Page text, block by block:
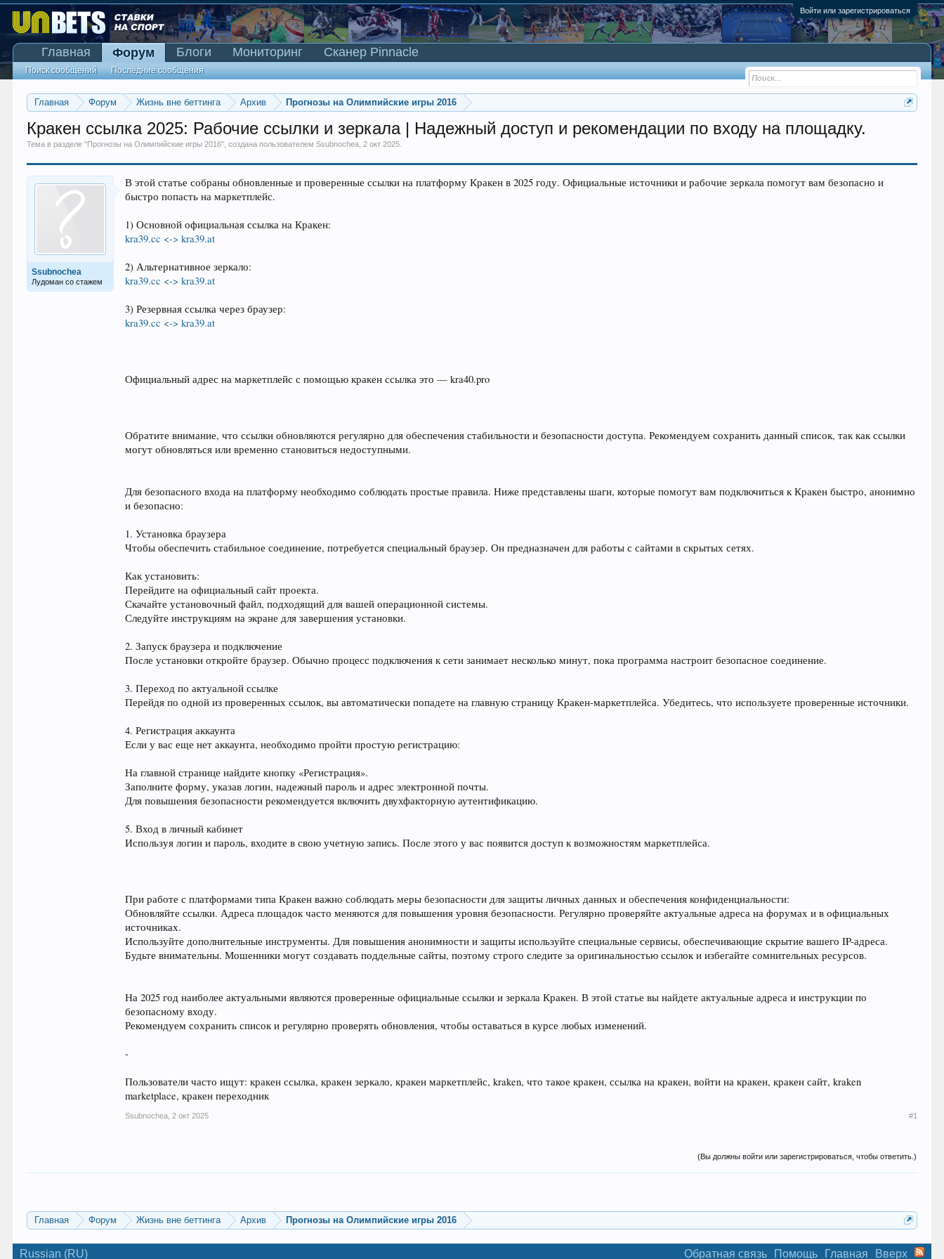
Войти или зарегистрироваться
Главная Форум Жизнь вне беттинга Архив Прогнозы на Олимпийские игры 2016
Кракен ссылка 2025: Рабочие ссылки и зеркала | Надежный доступ и рекомендации по входу на площадку.
Тема в разделе "Прогнозы на Олимпийские игры 2016", создана пользователемSsubnochea ,2 окт 2025
Ssubnochea
Лудоман со стажем
В этой статье собраны обновленные и проверенные ссылки на платформу Кракен в 2025 году. Официальные источники и рабочие зеркала помогут вам безопасно и
быстро попасть на маркетплейс.
1) Основной официальная ссылка на Кракен:
kra39.cc <-> kra39.at
2) Альтернативное зеркало:
kra39.cc <-> kra39.at
3) Резервная ссылка через браузер:
kra39.cc <-> kra39.at
Официальный адрес на маркетплейс с помощью кракен ссылка это — kra40.pro
Обратите внимание, что ссылки обновляются регулярно для обеспечения стабильности и безопасности доступа. Рекомендуем сохранить данный список, так как ссылки
могут обновляться или временно становиться недоступными.
Для безопасного входа на платформу необходимо соблюдать простые правила. Ниже представлены шаги, которые помогут вам подключиться к Кракен быстро, анонимно
и безопасно:
1. Установка браузера
Чтобы обеспечить стабильное соединение, потребуется специальный браузер. Он предназначен для работы с сайтами в скрытых сетях.
Как установить:
Перейдите на официальный сайт проекта.
Скачайте установочный файл, подходящий для вашей операционной системы.
Следуйте инструкциям на экране для завершения установки.
2. Запуск браузера и подключение
После установки откройте браузер. Обычно процесс подключения к сети занимает несколько минут, пока программа настроит безопасное соединение.
3. Переход по актуальной ссылке
Перейдя по одной из проверенных ссылок, вы автоматически попадете на главную страницу Кракен-маркетплейса. Убедитесь, что используете проверенные источники.
4. Регистрация аккаунта
Если у вас еще нет аккаунта, необходимо пройти простую регистрацию:
На главной странице найдите кнопку «Регистрация».
Заполните форму, указав логин, надежный пароль и адрес электронной почты.
Для повышения безопасности рекомендуется включить двухфакторную аутентификацию.
5. Вход в личный кабинет
Используя логин и пароль, входите в свою учетную запись. После этого у вас появится доступ к возможностям маркетплейса.
При работе с платформами типа Кракен важно соблюдать меры безопасности для защиты личных данных и обеспечения конфиденциальности:
Обновляйте ссылки. Адреса площадок часто меняются для повышения уровня безопасности. Регулярно проверяйте актуальные адреса на форумах и в официальных
источниках.
Используйте дополнительные инструменты. Для повышения анонимности и защиты используйте специальные сервисы, обеспечивающие скрытие вашего IP-адреса.
Будьте внимательны. Мошенники могут создавать поддельные сайты, поэтому строго следите за оригинальностью ссылок и избегайте сомнительных ресурсов.
На 2025 год наиболее актуальными являются проверенные официальные ссылки и зеркала Кракен. В этой статье вы найдете актуальные адреса и инструкции по
безопасному входу.
Рекомендуем сохранить список и регулярно проверять обновления, чтобы оставаться в курсе любых изменений.
-
Пользователи часто ищут: кракен ссылка, кракен зеркало, кракен маркетплейс, kraken, что такое кракен, ссылка на кракен, войти на кракен, кракен сайт, kraken
marketplace, кракен переходник
Ssubnochea 2 окт 2025 #1
(Вы должны войти или зарегистрироваться, чтобы ответить.)
Главная Форум Жизнь вне беттинга Архив Прогнозы на Олимпийские игры 2016
Главная Форум
Поиск сообщений Последние сообщения
Блоги Мониторинг Сканер Pinnacle
Russian (RU) Обратная связь Помощь Главная Вверх